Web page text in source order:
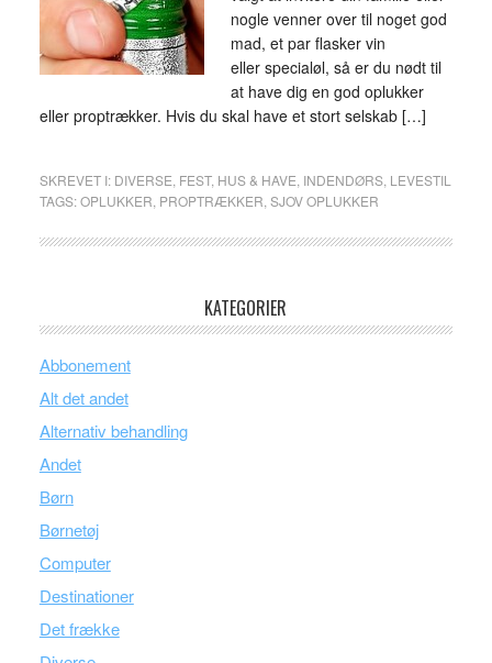
nogle venner over til noget god
mad, et par flasker vin
eller specialøl, så er du nødt til
at have dig en god oplukker
eller proptrækker. Hvis du skal have et stort selskab […]
SKREVET I: DIVERSE FEST, HUS & HAVE INDENDØRS, LEVESTIL
TAGS:OPLUKKER PROPTRÆKKER SJOV OPLUKKER
KATEGORIER
Abbonement
Alt det andet
Alternativ behandling
Andet
Børn
Børnetøj
Computer
Destinationer
Det frække